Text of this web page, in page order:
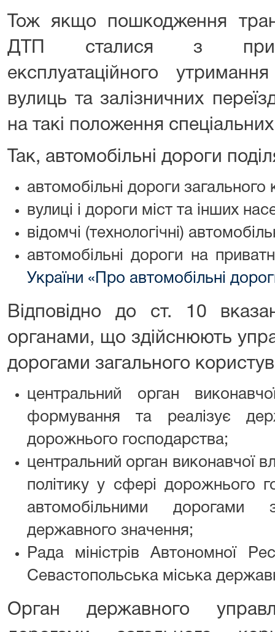
Тож якщо пошкодження
ДТП сталися з
експлуатаційного
вулиць та залізничних
на такі положення
Так, автомобільні дороги
автомобільні дороги загального
вулиці і дороги міст та інших
відомчі (технологічні)
автомобільні дороги на
України «Про автомобільні
Відповідно до ст. 10
органами, що здійснюють
дорогами загального
центральний орган
формування та реалізує
дорожнього господарства;
центральний орган виконавчої
політику у сфері дорожнього
автомобільними дорогами
державного значення;
Рада міністрів Автономної
Севастопольська міська
Орган державного